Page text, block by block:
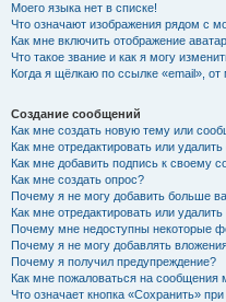
Моего языка нет в списке!
Что означают изображения рядом с
Как мне включить отображение
Что такое звание и как я могу
Когда я щёлкаю по ссылке «email»,
Создание сообщений
Как мне создать новую тему или
Как мне отредактировать или
Как мне добавить подпись к своему
Как мне создать опрос?
Почему я не могу добавить больше
Как мне отредактировать или
Почему мне недоступны некоторые
Почему я не могу добавлять
Почему я получил предупреждение?
Как мне пожаловаться на сообщения
Что означает кнопка «Сохранить»